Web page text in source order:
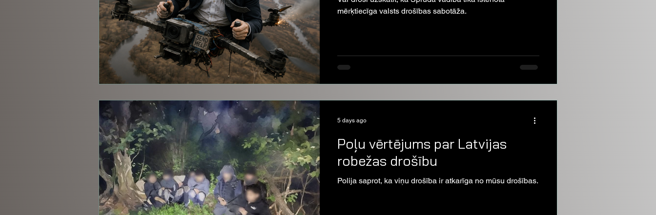
mērķtiecīga valsts drošības sabotāža.
Poļu vērtējums par Latvijas
robežas drošību
Polija saprot, ka viņu drošība ir atkarīga no mūsu drošības.
5 days ago